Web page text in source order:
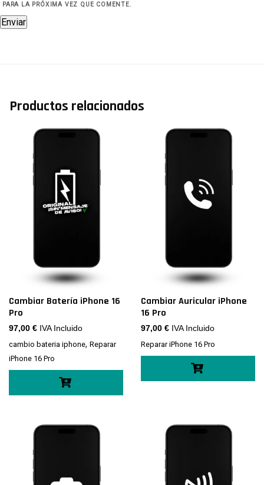
PARA LA PRÓXIMA VEZ QUE COMENTE.
Productos relacionados
Cambiar Batería iPhone 16
Pro
97,00 € IVA Incluido
cambio bateria iphone, Reparar
iPhone 16 Pro
Cambiar Auricular iPhone
16 Pro
97,00 € IVA Incluido
Reparar iPhone 16 Pro